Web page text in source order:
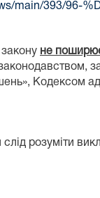
main/393/96-
не
Кодексом
розуміти